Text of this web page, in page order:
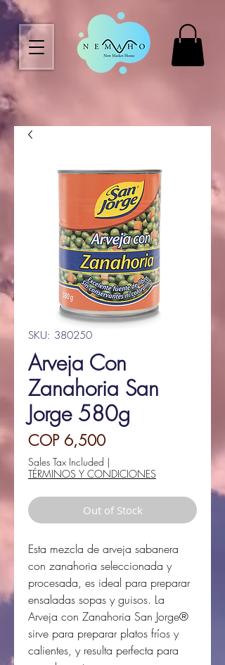
SKU: 380250
Arveja Con
Zanahoria San
Jorge 580g
COP 6,500Price
Sales Tax Included |
TÉRMINOS Y CONDICIONES
Out of Stock
Esta mezcla de arveja sabanera
con zanahoria seleccionada y
procesada, es ideal para preparar
ensaladas sopas y guisos. La
Arveja con Zanahoria San Jorge®
sirve para preparar platos fríos y
calientes, y resulta perfecta para